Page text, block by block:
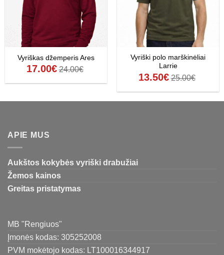
Vyriškas džemperis Ares
17.00€ 24.00€
Vyriški polo marškinėliai
Larrie
13.50€ 25.00€
APIE MUS
Aukštos kokybės vyriški drabužiai
Žemos kainos
Greitas pristatymas
MB "Rengiuos"
Įmonės kodas: 305252008
PVM mokėtojo kodas: LT100016344917